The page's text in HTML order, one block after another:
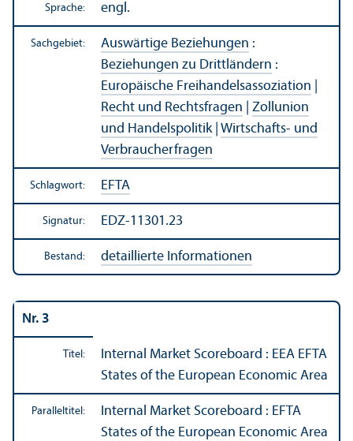
Sprache: engl.
Sachgebiet: Auswärtige Beziehungen :
Beziehungen zu Drittländern :
Europäische Freihandels­assoziation
Recht und Rechts­fragen
Zollunion
und Handels­politik| Wirtschafts- und
Verbraucherfragen
Schlagwort: EFTA
Signatur: EDZ-11301.23
Bestand: detaillierte Informationen
Nr. 3
Titel:
Internal Market Scoreboard : EEA EFTA
States of the European Economic Area
Paralleltitel:
Internal Market Scoreboard : EFTA
States of the European Economic Area